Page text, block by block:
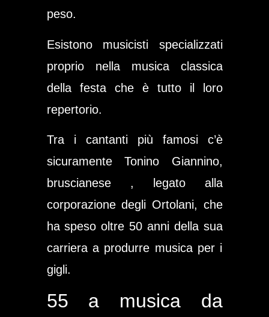
peso.
Esistono musicisti specializzati
proprio nella musica classica
della festa che è tutto il loro
repertorio.
Tra i cantanti più famosi c’è
sicuramente Tonino Giannino,
bruscianese , legato alla
corporazione degli Ortolani, che
ha speso oltre 50 anni della sua
carriera a produrre musica per i
gigli.
55 a musica da